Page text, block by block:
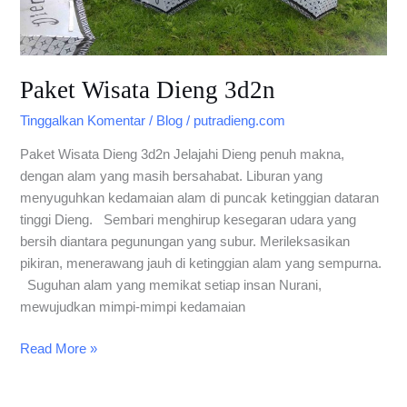
Paket Wisata Dieng 3d2n
Tinggalkan Komentar / Blog / putradieng.com
Paket Wisata Dieng 3d2n Jelajahi Dieng penuh makna,
dengan alam yang masih bersahabat. Liburan yang
menyuguhkan kedamaian alam di puncak ketinggian dataran
tinggi Dieng. Sembari menghirup kesegaran udara yang
bersih diantara pegunungan yang subur. Merileksasikan
pikiran, menerawang jauh di ketinggian alam yang sempurna.
Suguhan alam yang memikat setiap insan Nurani,
mewujudkan mimpi-mimpi kedamaian
Read More »